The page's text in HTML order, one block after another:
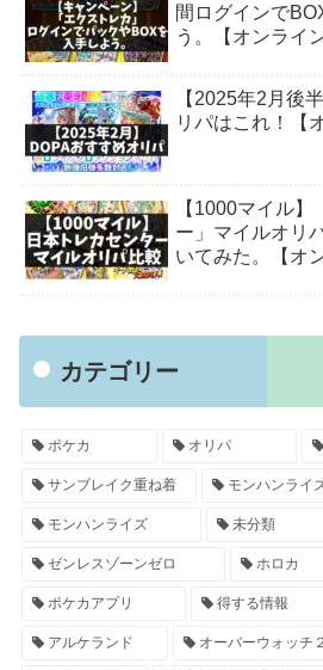
間ログインで
う。【オンライ
【2025年2月後
リパはこれ！【
【1000マイル
ー」マイルオリ
いてみた。【オ
カテゴリー
ポケカ オリパ
サンブレイク重ね着 モンハンライ
モンハンライズ 未分類
ゼンレスゾーンゼロ ホロカ
ポケカアプリ 得する情報
アルケランド オーバーウォッチ２